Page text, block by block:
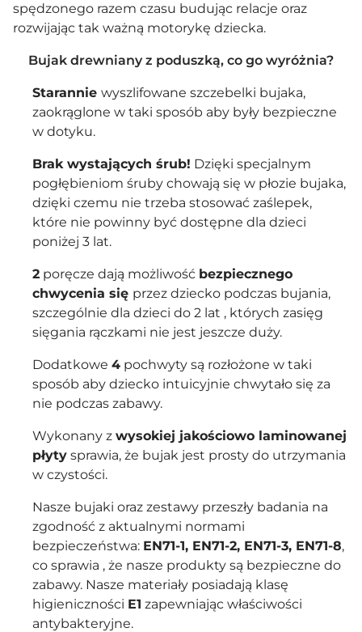
spędzonego razem czasu budując relacje oraz
rozwijając tak ważną motorykę dziecka.
Bujak drewniany z poduszką, co go wyróżnia?
Starannie wyszlifowane szczebelki bujaka,
zaokrąglone w taki sposób aby były bezpieczne
w dotyku.
Brak wystających śrub! Dzięki specjalnym
pogłębieniom śruby chowają się w płozie bujaka,
dzięki czemu nie trzeba stosować zaślepek,
które nie powinny być dostępne dla dzieci
poniżej 3 lat.
2 poręcze dają możliwość bezpiecznego
chwycenia się przez dziecko podczas bujania,
szczególnie dla dzieci do 2 lat , których zasięg
sięgania rączkami nie jest jeszcze duży.
Dodatkowe 4 pochwyty są rozłożone w taki
sposób aby dziecko intuicyjnie chwytało się za
nie podczas zabawy.
Wykonany z wysokiej jakościowo laminowanej
płyty sprawia, że bujak jest prosty do utrzymania
w czystości.
Nasze bujaki oraz zestawy przeszły badania na
zgodność z aktualnymi normami
bezpieczeństwa: EN71-1, EN71-2, EN71-3, EN71-8,
co sprawia , że nasze produkty są bezpieczne do
zabawy. Nasze materiały posiadają klasę
higieniczności E1 zapewniając właściwości
antybakteryjne.